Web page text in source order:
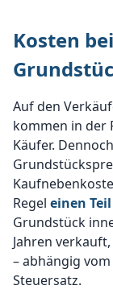
Kosten
Auf den
kommen in der
Käufer.
Regel einen
Grundstück
Jahren
– abhängig
Steuersatz.